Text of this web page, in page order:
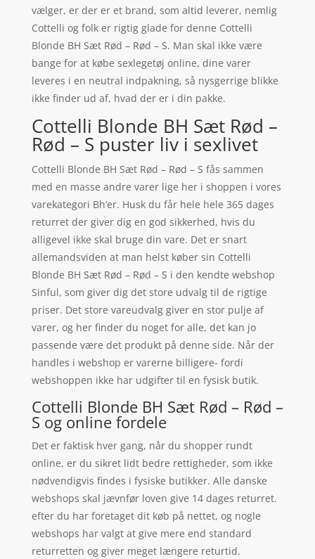
vælger, er der er et brand, som altid leverer, nemlig
Cottelli og folk er rigtig glade for denne Cottelli
Blonde BH Sæt Rød – Rød – S. Man skal ikke være
bange for at købe sexlegetøj online, dine varer
leveres i en neutral indpakning, så nysgerrige blikke
ikke finder ud af, hvad der er i din pakke.
Cottelli Blonde BH Sæt Rød –
Rød – S puster liv i sexlivet
Cottelli Blonde BH Sæt Rød – Rød – S fås sammen
med en masse andre varer lige her i shoppen i vores
varekategori Bh’er. Husk du får hele hele 365 dages
returret der giver dig en god sikkerhed, hvis du
alligevel ikke skal bruge din vare. Det er snart
allemandsviden at man helst køber sin Cottelli
Blonde BH Sæt Rød – Rød – S i den kendte webshop
Sinful, som giver dig det store udvalg til de rigtige
priser. Det store vareudvalg giver en stor pulje af
varer, og her finder du noget for alle, det kan jo
passende være det produkt på denne side. Når der
handles i webshop er varerne billigere- fordi
webshoppen ikke har udgifter til en fysisk butik.
Cottelli Blonde BH Sæt Rød – Rød –
S og online fordele
Det er faktisk hver gang, når du shopper rundt
online, er du sikret lidt bedre rettigheder, som ikke
nødvendigvis findes i fysiske butikker. Alle danske
webshops skal jævnfør loven give 14 dages returret.
efter du har foretaget dit køb på nettet, og nogle
webshops har valgt at give mere end standard
returretten og giver meget længere returtid.